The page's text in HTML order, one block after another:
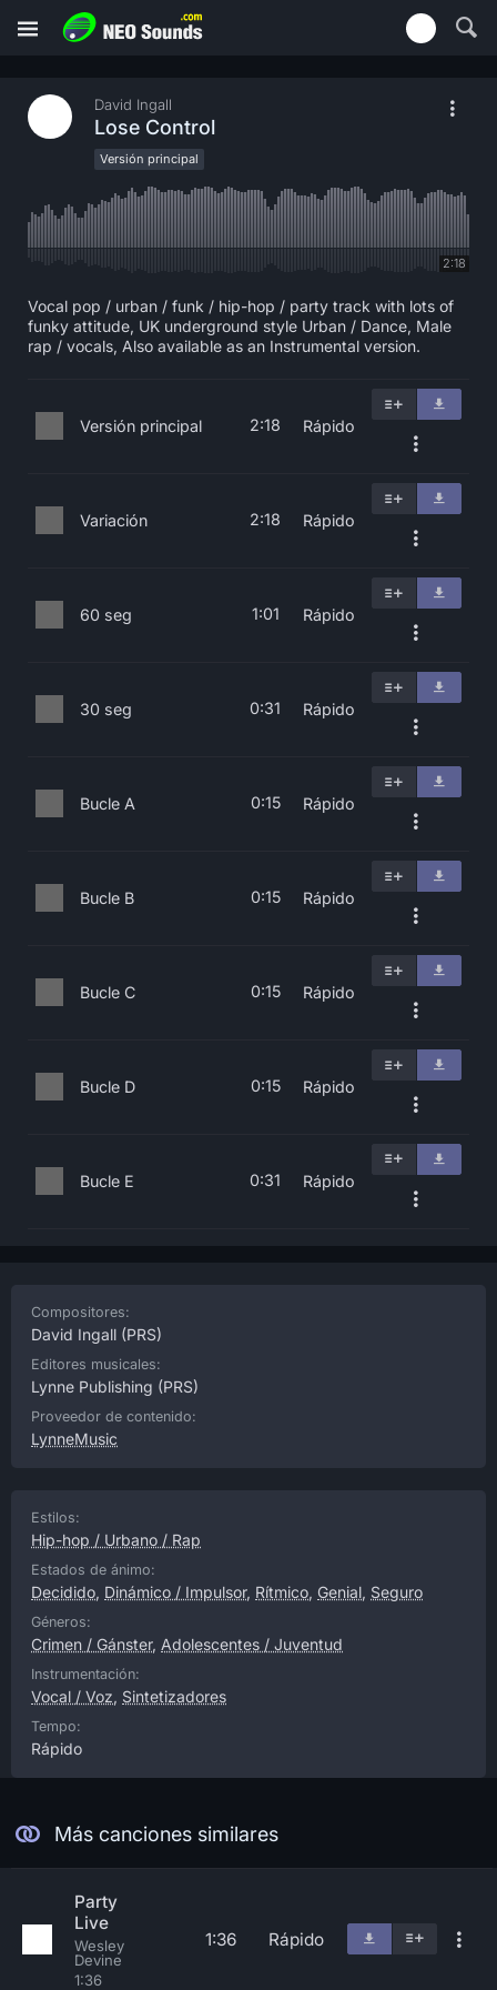
David Ingall
Lose Control
Versión principal
2:18
Vocal pop / urban / funk / hip-hop / party track with lots of
funky attitude, UK underground style Urban / Dance, Male
rap / vocals, Also available as an Instrumental version.
Versión principal 2:18 Rápido
Variación 2:18 Rápido
60 seg 1:01 Rápido
30 seg 0:31 Rápido
Bucle A 0:15 Rápido
Bucle B 0:15 Rápido
Bucle C 0:15 Rápido
Bucle D 0:15 Rápido
Bucle E 0:31 Rápido
Compositores:
David Ingall (PRS)
Editores musicales:
Lynne Publishing (PRS)
Proveedor de contenido:
LynneMusic
Estilos:
Hip-hop / Urbano / Rap
Estados de ánimo:
Decidido, Dinámico / Impulsor, Rítmico, Genial, Seguro
Géneros:
Crimen / Gánster, Adolescentes / Juventud
Instrumentación:
Vocal / Voz, Sintetizadores
Tempo:
Rápido
Más canciones similares
Party
Live
Wesley
Devine
1:36
1:36 Rápido